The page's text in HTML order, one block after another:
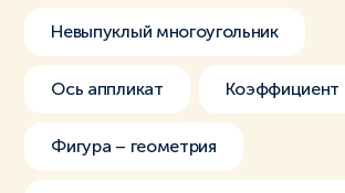
Невыпуклый многоугольник
Ось аппликат Коэффициент
Фигура – геометрия